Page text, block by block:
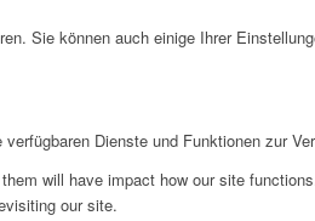
Sie können auch einige Ihrer
Dienste und Funktionen zur
will have impact how our site
our site.